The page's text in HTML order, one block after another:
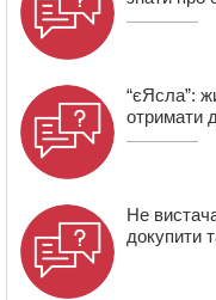
“єЯсла”:
отримати
Не
докупити